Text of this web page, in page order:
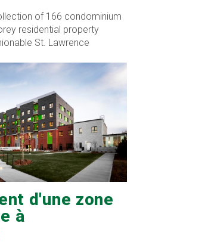
of 166 condominium
residential property
St. Lawrence
d'une zone
à